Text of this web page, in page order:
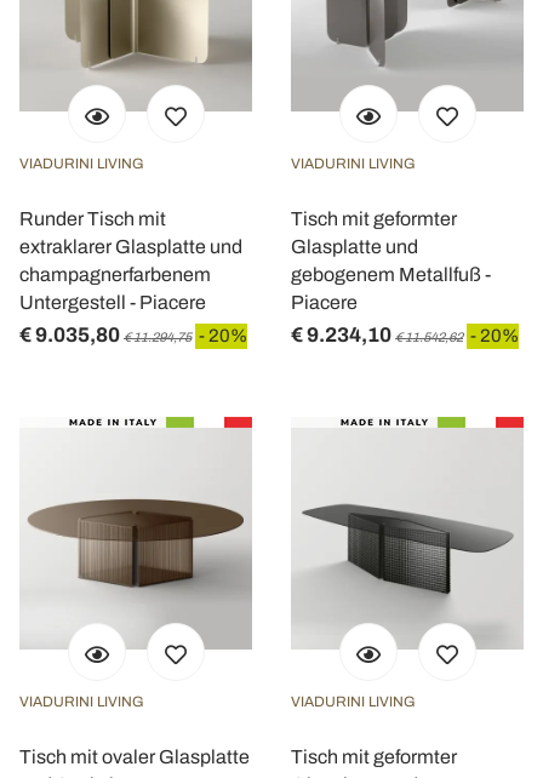
VIADURINI LIVING
Runder Tisch mit
extraklarer Glasplatte und
champagnerfarbenem
Untergestell - Piacere
€ 9.035,80 € 11.294,75 - 20%
VIADURINI LIVING
Tisch mit geformter
Glasplatte und
gebogenem Metallfuß -
Piacere
€ 9.234,10 € 11.542,62 - 20%
VIADURINI LIVING
Tisch mit ovaler Glasplatte
VIADURINI LIVING
Tisch mit geformter